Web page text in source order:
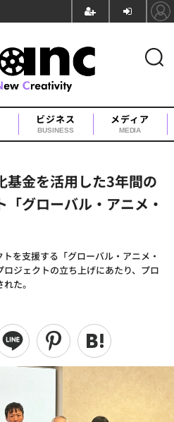
ビジネス
BUSINESS
メディア
MEDIA
基金を活用した3年間の
グローバル・アニメ・
を支援する「グローバル・アニメ・
ジェクトの立ち上げにあたり、プロ
た。